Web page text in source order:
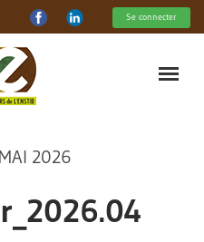
Se connecter
2026